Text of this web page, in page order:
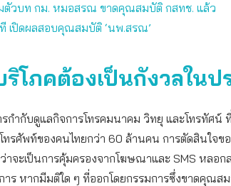
ตัวบท กม. หมอสรณ ขาดคุณสมบัติ กสทช. แล้ว
เปิดผลสอบคุณสมบัติ ‘นพ.สรณ’
โภคต้องเป็นกังวลในป
กำกับดูแลกิจการโทรคมนาคม วิทยุ และโทรทัศน์
ทรศัพท์ของคนไทยกว่า 60 ล้านคน การตัดสินใจข
าจะเป็นการคุ้มครองจากโฆษณาและ SMS หลอ
าร หากมีมติใด ๆ ที่ออกโดยกรรมการซึ่งขาดคุณ